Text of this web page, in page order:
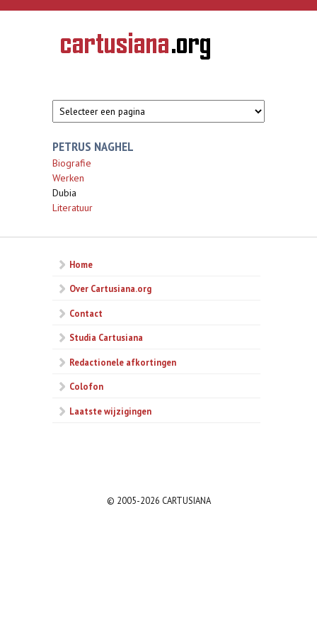
Overslaan en naar de inhoud gaan
CARTUSIANA
Geschiedenis
van de
PETRUS NAGHEL
Biografie
Werken
Dubia
Literatuur
Home
Over Cartusiana.org
Contact
Studia Cartusiana
Redactionele afkortingen
Colofon
Laatste wijzigingen
© 2005-2026 CARTUSIANA